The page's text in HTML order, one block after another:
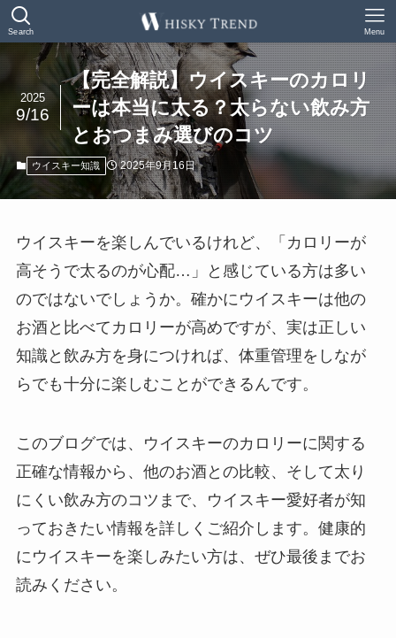
Search Menu
【完全解説】ウイスキーのカロリ
ーは本当に太る？太らない飲み方
とおつまみ選びのコツ
2025
9/16
ウイスキー知識 2025年9月16日
ウイスキーを楽しんでいるけれど、「カロリーが
高そうで太るのが心配…」と感じている方は多い
のではないでしょうか。確かにウイスキーは他の
お酒と比べてカロリーが高めですが、実は正しい
知識と飲み方を身につければ、体重管理をしなが
らでも十分に楽しむことができるんです。
このブログでは、ウイスキーのカロリーに関する
正確な情報から、他のお酒との比較、そして太り
にくい飲み方のコツまで、ウイスキー愛好者が知
っておきたい情報を詳しくご紹介します。健康的
にウイスキーを楽しみたい方は、ぜひ最後までお
読みください。